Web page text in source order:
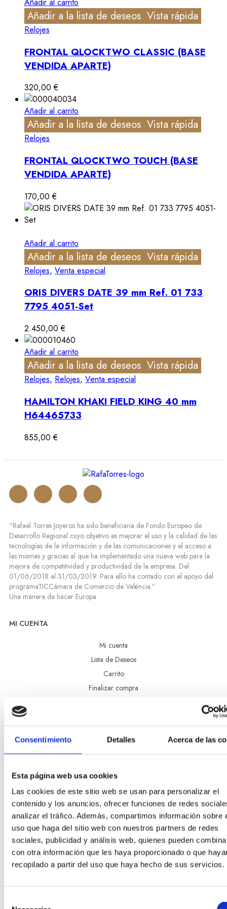
Consentimiento Detalles Acerca de las
Esta página web usa cookies
Las cookies de este sitio web se usan para personalizar el
contenido y los anuncios, ofrecer funciones de redes
analizar el tráfico. Además, compartimos información sobre
uso que haga del sitio web con nuestros partners de redes
sociales, publicidad y análisis web, quienes pueden
con otra información que les haya proporcionado o que
recopilado a partir del uso que haya hecho de sus servicios.
Añadir a la lista de deseos Vista rápida
Relojes
FRONTAL QLOCKTWO CLASSIC (BASE
VENDIDA APARTE)
320,00€
Añadir al carrito
Añadir a la lista de deseos Vista rápida
Relojes
FRONTAL QLOCKTWO TOUCH (BASE
VENDIDA APARTE)
170,00€
Añadir al carrito
Añadir a la lista de deseos Vista rápida
Relojes, Venta especial
ORIS DIVERS DATE 39 mm Ref. 01 733
7795 4051-Set
2.450,00€
Añadir al carrito
Añadir a la lista de deseos Vista rápida
Relojes, Relojes, Venta especial
HAMILTON KHAKI FIELD KING 40 mm
H64465733
855,00€
“Rafael Torres Joyeros ha sido beneficiaria de Fondo Europeo de
Desarrollo Regional cuyo objetivo es mejorar el uso y la calidad de las
tecnologías de la información y de las comunicaciones y el acceso a
las mismas y gracias al que ha implementado una nueva web para la
mejora de competitividad y productividad de la empresa. Del
01/06/2018 al 31/03/2019. Para ello ha contado con el apoyo del
programaTICCámara de Comercio de Valéncia.”
Una manera de hacer Europa.
MI CUENTA
Mi cuenta
Lista de Deseos
Carrito
Finalizar compra
CONDICIONES LEGALES
Política de privacidad
Política de Cookies
Declaración de accesibilidad
Esta empresa ha sido beneficiaria del bono Kit Digital y lo
ha utilizado para la solución digital: Sitio web y presencia
en internet, financiado por la Unión Europea –
NextGeneration EU